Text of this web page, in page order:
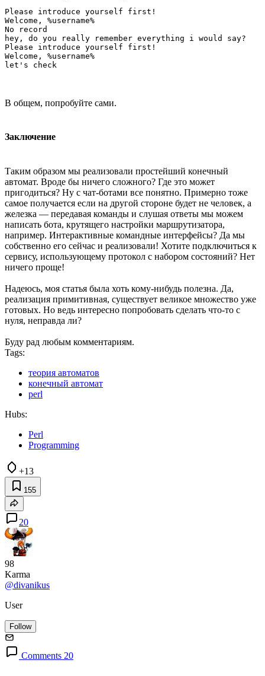
Please introduce yourself first!
Welcome, %username%
No record
hey, do you really remember everything i would say?
Please introduce yourself first!
Welcome, %username%
В общем, попробуйте сами.
Заключение
Таким образом мы реализовали простейший конечный
автомат. Вроде бы ничего сложного? Где это может
пригодиться? Ну с чат-ботами все понятно. Примерно тоже
самое получается если на другой стороне будет не человек, а
железка — передавая команды и слушая ответы мы можем
написать бота, крутящего настройки маршрутизатора,
например. Интерактивные командные интерфейсы? Да мы
собственно его сейчас и реализовали! Хотите подключиться к
сервису, использующему протокол с набором состояний? Нет
ничего проще!
Надеюсь, моя статья была хоть кому-нибудь полезна. Да,
реализация примитивная, существует великое множество уже
готовых. Но ведь интересно попробовать сделать что-то с
нуля, неправда ли?
Буду рад любым комментариям.
Tags:
теория автоматов
конечный автомат
perl
Hubs:
Perl
Programming
+13
155
20
98
Karma
@divanikus
User
Follow
Comments 20